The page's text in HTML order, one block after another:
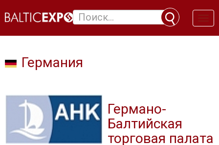
Германия
Германо-
Балтийская
торговая палата